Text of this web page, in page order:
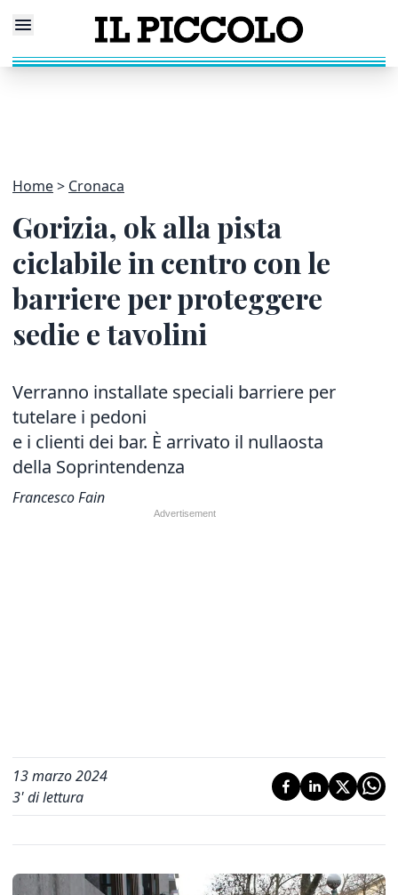
Home Cronaca
Gorizia, ok alla pista
ciclabile in centro con le
barriere per proteggere
sedie e tavolini
Verranno installate speciali barriere per
tutelare i pedoni
e i clienti dei bar. È arrivato il nullaosta
della Soprintendenza
Francesco Fain
13 marzo 2024
3' di lettura